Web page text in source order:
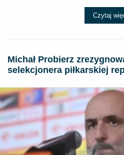
Czytaj
Michał Probierz
selekcjonera piłkarskiej